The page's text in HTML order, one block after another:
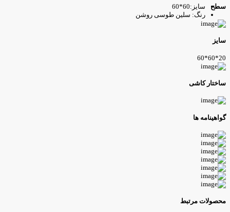
سایز:60*60
رنگ: سلین طوسی روشن
کاشی
ها
مرتبط